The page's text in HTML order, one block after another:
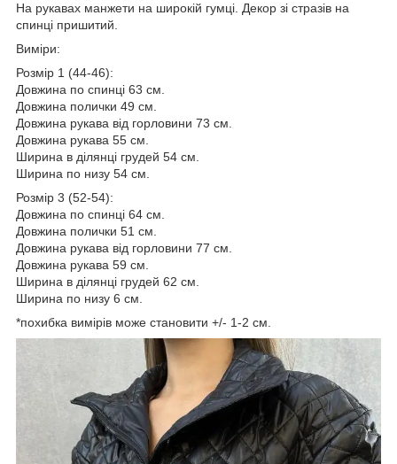
На рукавах манжети на широкій гумці. Декор зі стразів на
спинці пришитий.
Виміри:
Розмір 1 (44-46):
Довжина по спинці 63 см.
Довжина полички 49 см.
Довжина рукава від горловини 73 см.
Довжина рукава 55 см.
Ширина в ділянці грудей 54 см.
Ширина по низу 54 см.
Розмір 3 (52-54):
Довжина по спинці 64 см.
Довжина полички 51 см.
Довжина рукава від горловини 77 см.
Довжина рукава 59 см.
Ширина в ділянці грудей 62 см.
Ширина по низу 6 см.
*похибка вимірів може становити +/- 1-2 см.